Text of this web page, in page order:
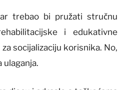
trebao bi pružati stručnu
i edukativne
socijalizaciju korisnika. No,
ulaganja.